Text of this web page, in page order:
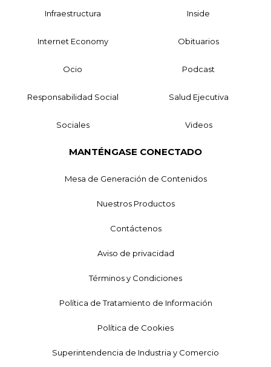
Infraestructura Inside
Internet Economy Obituarios
Ocio Podcast
Responsabilidad Social Salud Ejecutiva
Sociales Videos
MANTÉNGASE CONECTADO
Mesa de Generación de Contenidos
Nuestros Productos
Contáctenos
Aviso de privacidad
Términos y Condiciones
Política de Tratamiento de Información
Política de Cookies
Superintendencia de Industria y Comercio